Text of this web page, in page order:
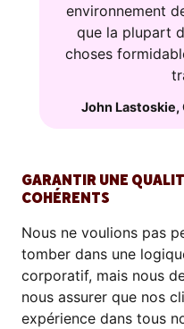
environnement
que la plupart
choses
John Lastoskie,
GARANTIR UNE
COHÉRENTS
Nous ne voulions pas
tomber dans une
corporatif, mais nous
nous assurer que nos
expérience dans tous